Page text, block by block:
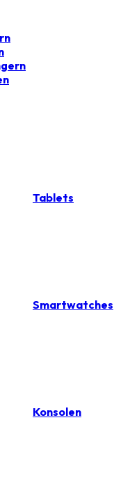
Tablets
Smartwatches
Konsolen